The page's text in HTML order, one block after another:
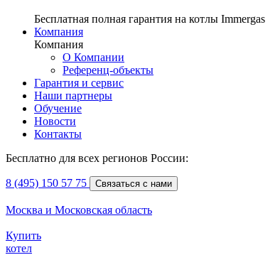
Бесплатная полная гарантия на котлы Immergas
Компания
Компания
О Компании
Референц-объекты
Гарантия и сервис
Наши партнеры
Обучение
Новости
Контакты
Бесплатно для всех регионов России:
8 (495) 150 57 75 Связаться с нами
Москва и Московская область
Купить
котел